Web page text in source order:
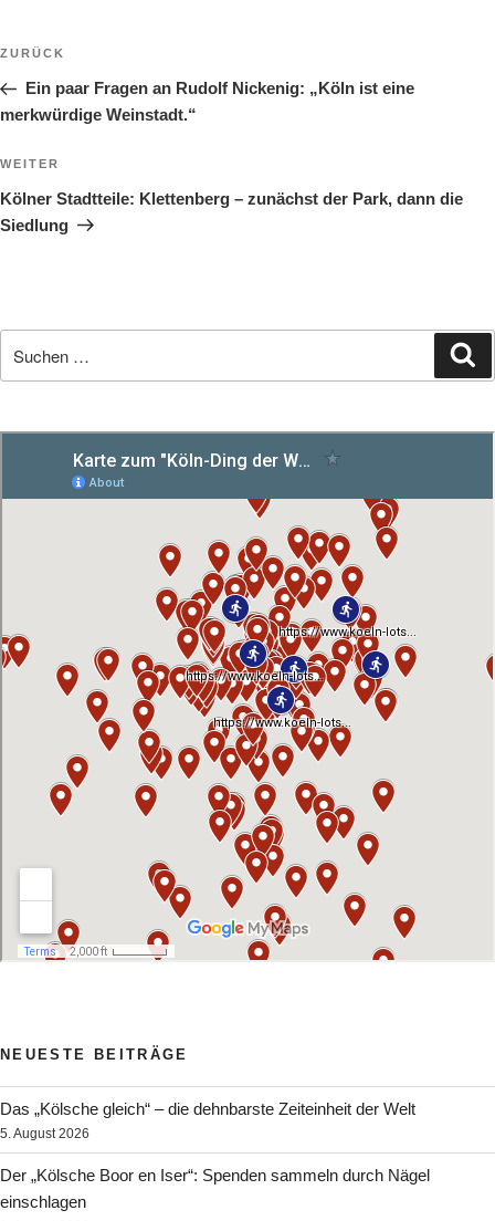
Beitragsnavigation
Vorheriger
Beitrag
ZURÜCK
Ein paar Fragen an Rudolf Nickenig: „Köln ist eine
merkwürdige Weinstadt.“
Nächster
Beitrag
WEITER
Kölner Stadtteile: Klettenberg – zunächst der Park, dann die
Siedlung
nach:
NEUESTE BEITRÄGE
Das „Kölsche gleich“ – die dehnbarste Zeiteinheit der Welt
5. August 2026
Der „Kölsche Boor en Iser“: Spenden sammeln durch Nägel
einschlagen